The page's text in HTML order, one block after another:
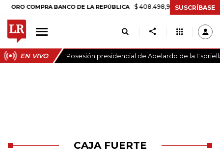
COMPRA BANCO DE LA REPÚBLICA $ 408.498,97 +$ 8.753,81 +2,19%
SUSCRÍBASE
EN VIVO Posesión presidencial de Abelardo de la
CAJA FUERTE